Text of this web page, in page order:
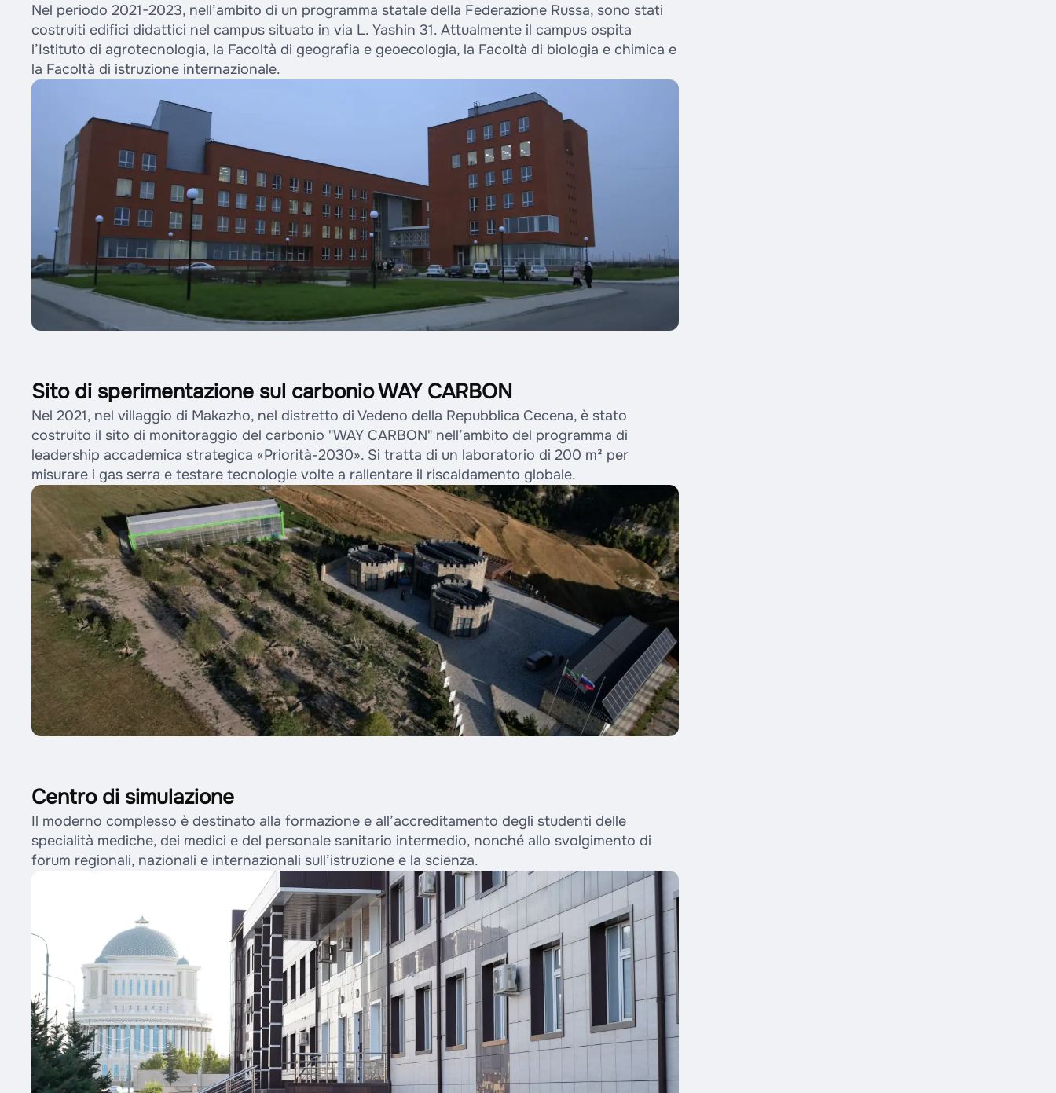
Nel periodo 2021-2023, nell’ambito di un programma statale della Federazione Russa, sono stati
costruiti edifici didattici nel campus situato in via L. Yashin 31. Attualmente il campus ospita
l’Istituto di agrotecnologia, la Facoltà di geografia e geoecologia, la Facoltà di biologia e chimica e
la Facoltà di istruzione internazionale.
Sito di sperimentazione sul carbonio WAY CARBON
Nel 2021, nel villaggio di Makazho, nel distretto di Vedeno della Repubblica Cecena, è stato
costruito il sito di monitoraggio del carbonio "WAY CARBON" nell’ambito del programma di
leadership accademica strategica «Priorità-2030». Si tratta di un laboratorio di 200 m² per
misurare i gas serra e testare tecnologie volte a rallentare il riscaldamento globale.
Centro di simulazione
Il moderno complesso è destinato alla formazione e all’accreditamento degli studenti delle
specialità mediche, dei medici e del personale sanitario intermedio, nonché allo svolgimento di
forum regionali, nazionali e internazionali sull’istruzione e la scienza.